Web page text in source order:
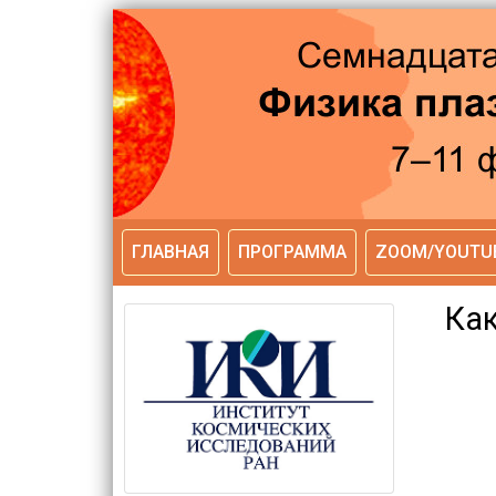
Main navigation
ГЛАВНАЯ ПРОГРАММА ZOOM/